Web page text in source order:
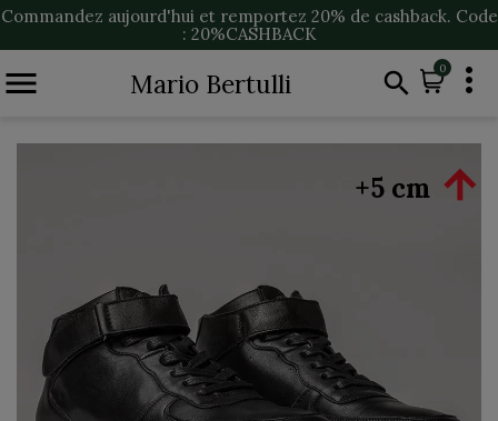
Commandez aujourd'hui et remportez 20% de cashback. Code
: 20%CASHBACK
 Mario Bertulli  0 
+5 cm 